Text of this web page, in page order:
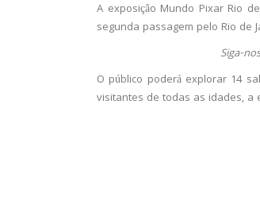
A exposição Mundo Pixar Rio
segunda passagem pelo Rio de
Siga-
O público poderá explorar 14
visitantes de todas as idades, a